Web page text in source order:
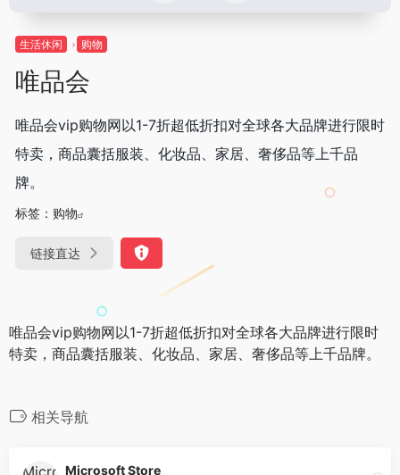
生活休闲 购物
唯品会
唯品会vip购物网以1-7折超低折扣对全球各大品牌进行限时
特卖，商品囊括服装、化妆品、家居、奢侈品等上千品
牌。
标签： 购物
链接直达
唯品会vip购物网以1-7折超低折扣对全球各大品牌进行限时
特卖，商品囊括服装、化妆品、家居、奢侈品等上千品牌。
相关导航
Microsoft Store